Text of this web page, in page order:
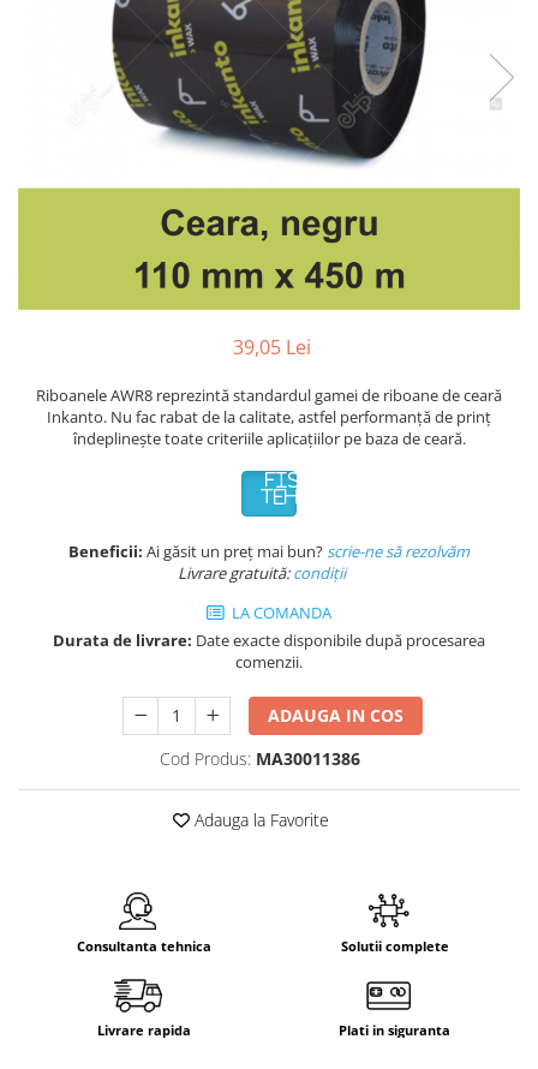
Plicuri de carton
Plicuri cu bule
Plicuri ecommerce
Pungi si sacose
Pungi ziplock cu fermoar
Tuburi de carton
39,05 Lei
Riboanele AWR8 reprezintă standardul gamei de riboane de ceară
Inkanto. Nu fac rabat de la calitate, astfel performanță de prinț
îndeplinește toate criteriile aplicațiilor pe baza de ceară.
FISA
TEHNICA
Beneficii: Ai găsit un preț mai bun?scrie-ne să rezolvăm
Livrare gratuită:condiții
LA COMANDA
Durata de livrare: Date exacte disponibile după procesarea
comenzii.
ADAUGA IN COS
Cod Produs: MA30011386
Adauga la Favorite
Consultanta tehnica Solutii complete
Livrare rapida Plati in siguranta